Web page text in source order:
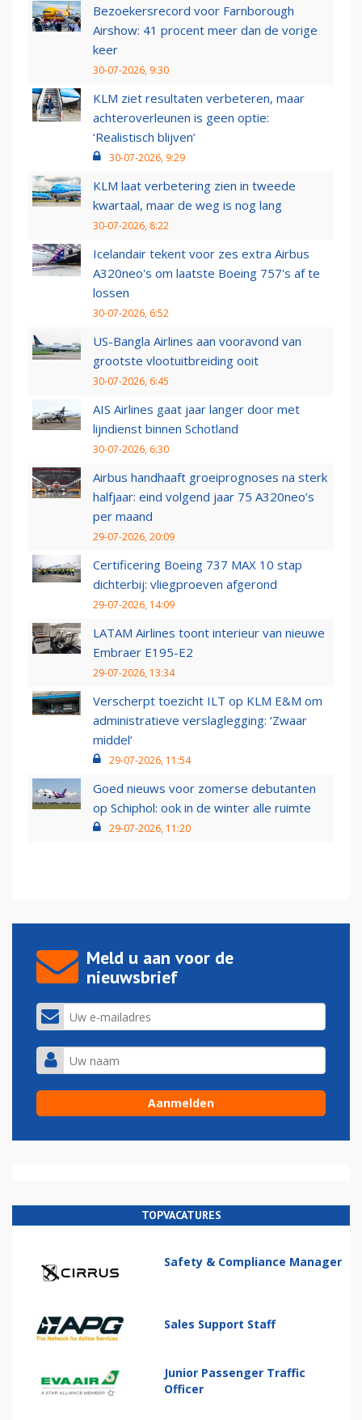
Bezoekersrecord voor Farnborough
Airshow: 41 procent meer dan de vorige
keer
30-07-2026, 9:30
KLM ziet resultaten verbeteren, maar
achteroverleunen is geen optie:
‘Realistisch blijven’
30-07-2026, 9:29
KLM laat verbetering zien in tweede
kwartaal, maar de weg is nog lang
30-07-2026, 8:22
Icelandair tekent voor zes extra Airbus
A320neo's om laatste Boeing 757's af te
lossen
30-07-2026, 6:52
US-Bangla Airlines aan vooravond van
grootste vlootuitbreiding ooit
30-07-2026, 6:45
AIS Airlines gaat jaar langer door met
lijndienst binnen Schotland
30-07-2026, 6:30
Airbus handhaaft groeiprognoses na sterk
halfjaar: eind volgend jaar 75 A320neo’s
per maand
29-07-2026, 20:09
Certificering Boeing 737 MAX 10 stap
dichterbij: vliegproeven afgerond
29-07-2026, 14:09
LATAM Airlines toont interieur van nieuwe
Embraer E195-E2
29-07-2026, 13:34
Verscherpt toezicht ILT op KLM E&M om
administratieve verslaglegging: ‘Zwaar
middel’
29-07-2026, 11:54
Goed nieuws voor zomerse debutanten
op Schiphol: ook in de winter alle ruimte
29-07-2026, 11:20
Meld u aan voor de
nieuwsbrief
TOPVACATURES
Safety & Compliance Manager
Sales Support Staff
Junior Passenger Traffic
Officer